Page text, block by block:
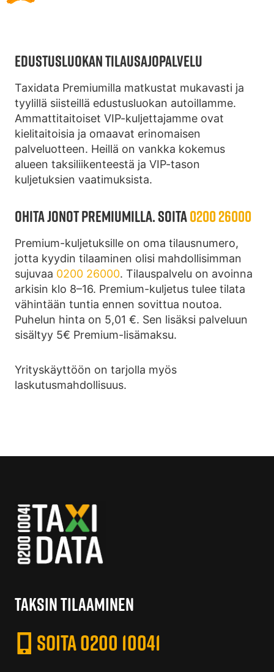
EDUSTUSLUOKAN TILAUSAJOPALVELU
Taxidata Premiumilla matkustat mukavasti ja
tyylillä siisteillä edustusluokan autoillamme.
Ammattitaitoiset VIP-kuljettajamme ovat
kielitaitoisia ja omaavat erinomaisen
palveluotteen. Heillä on vankka kokemus
alueen taksiliikenteestä ja VIP-tason
kuljetuksien vaatimuksista.
OHITA JONOT PREMIUMILLA. SOITA0200 26000
Premium-kuljetuksille on oma tilausnumero,
jotta kyydin tilaaminen olisi mahdollisimman
sujuvaa 0200 26000. Tilauspalvelu on avoinna
arkisin klo 8–16. Premium-kuljetus tulee tilata
vähintään tuntia ennen sovittua noutoa.
Puhelun hinta on 5,01 €. Sen lisäksi palveluun
sisältyy 5€ Premium-lisämaksu.
Yrityskäyttöön on tarjolla myös
laskutusmahdollisuus.
TAKSIN TILAAMINEN
SOITA 0200 10041